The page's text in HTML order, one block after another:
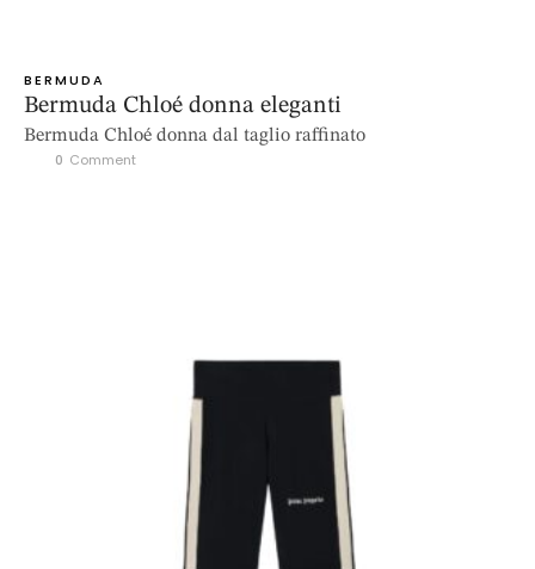
BERMUDA
Bermuda Chloé donna eleganti
Bermuda Chloé donna dal taglio raffinato
0 Comment